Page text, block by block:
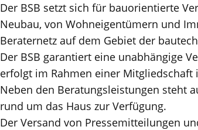
Der BSB setzt sich für bauorientierte
Neubau, von Wohneigentümern und
Beraternetz auf dem Gebiet der
Der BSB garantiert eine unabhängige
erfolgt im Rahmen einer Mitgliedschaft
Neben den Beratungsleistungen steht
rund um das Haus zur Verfügung.
Der Versand von Pressemitteilungen